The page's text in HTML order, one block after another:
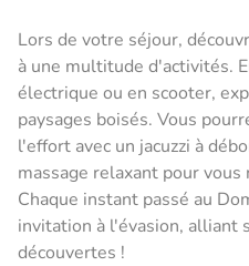
Lors de votre séjour,
à une multitude d'activités.
électrique ou en scooter,
paysages boisés. Vous
l'effort avec un jacuzzi à
massage relaxant pour
Chaque instant passé au
invitation à l'évasion, alliant
découvertes !